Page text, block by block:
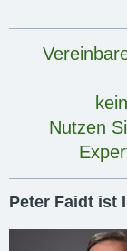
Nutzen
Peter Faidt ist